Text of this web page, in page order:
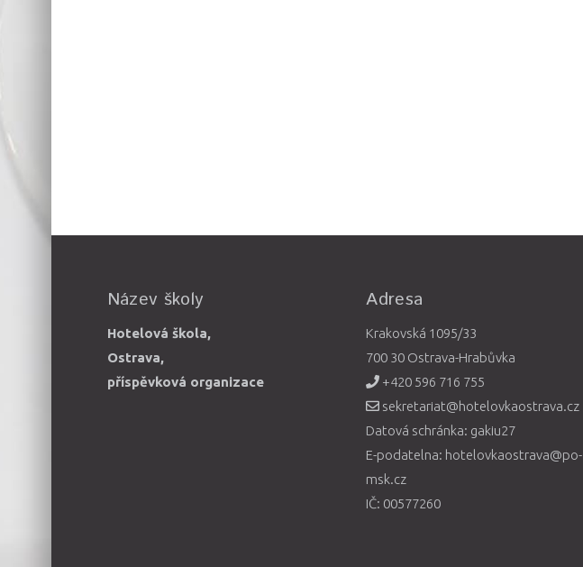
Název školy
Hotelová škola,
Ostrava,
příspěvková organizace
Adresa
Krakovská 1095/33
700 30 Ostrava-Hrabůvka
+420 596 716 755
sekretariat@hotelovkaostrava.cz
Datová schránka: gakiu27
E-podatelna: hotelovkaostrava@po-
msk.cz
IČ: 00577260